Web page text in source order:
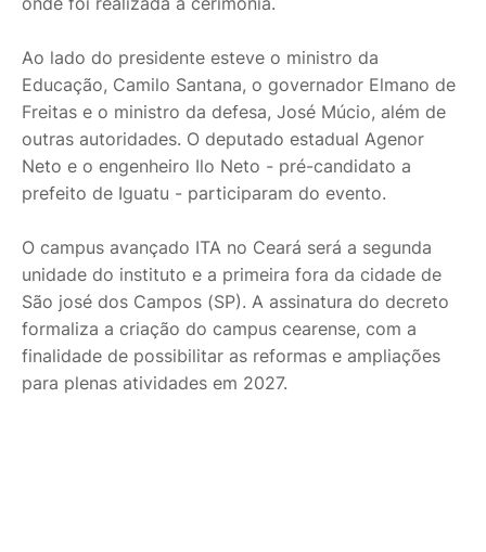
Ao lado do presidente esteve o ministro da
Educação, Camilo Santana, o governador Elmano de
Freitas e o ministro da defesa, José Múcio, além de
outras autoridades. O deputado estadual Agenor
Neto e o engenheiro Ilo Neto - pré-candidato a
prefeito de Iguatu - participaram do evento.
O campus avançado ITA no Ceará será a segunda
unidade do instituto e a primeira fora da cidade de
São josé dos Campos (SP). A assinatura do decreto
formaliza a criação do campus cearense, com a
finalidade de possibilitar as reformas e ampliações
para plenas atividades em 2027.